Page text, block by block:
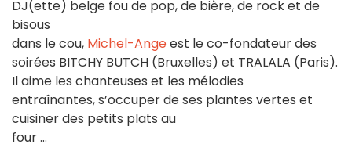
DJ(ette) belge fou de pop, de bière, de rock et de
bisous
dans le cou, Michel-Angeest le co-fondateur des
soirées BITCHY BUTCH (Bruxelles) et TRALALA (Paris).
Il aime les chanteuses et les mélodies
entraînantes, s’occuper de ses plantes vertes et
cuisiner des petits plats au
four ...